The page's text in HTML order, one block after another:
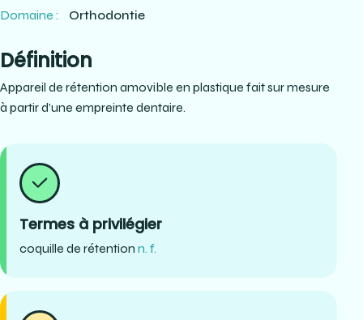
Domaine : Orthodontie
Définition
Appareil de rétention amovible en plastique fait sur mesure
à partir d’une empreinte dentaire.
Termes à privilégier
coquille de rétention n. f.